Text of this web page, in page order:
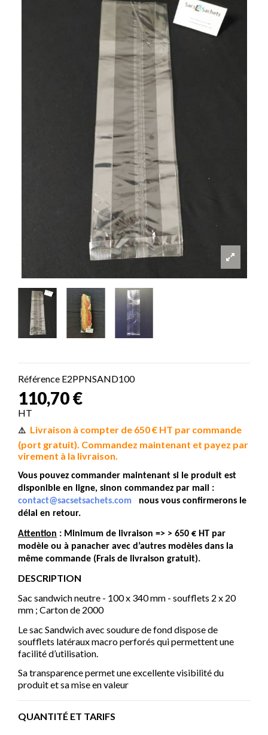
Référence E2PPNSAND100
110,70 €
HT
⚠️ Livraison à compter de 650 € HT par commande
(port gratuit). Commandez maintenant et payez par
virement à la livraison.
Vous pouvez commander maintenant si le produit est
disponible en ligne, sinon commandez par mail :
contact@sacsetsachets.com nous vous confirmerons le
délai en retour.
Attention : Minimum de livraison => > 650 € HT par
modèle ou à panacher avec d’autres modèles dans la
même commande (Frais de livraison gratuit).
DESCRIPTION
Sac sandwich neutre - 100 x 340 mm - soufflets 2 x 20
mm ; Carton de 2000
Le sac Sandwich avec soudure de fond dispose de
soufflets latéraux macro perforés qui permettent une
facilité d’utilisation.
Sa transparence permet une excellente visibilité du
produit et sa mise en valeur
QUANTITÉ ET TARIFS